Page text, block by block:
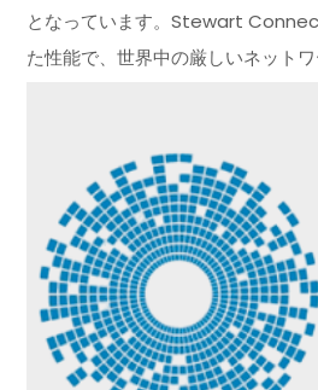
となっています。Stewart
た性能で、世界中の厳しいネット